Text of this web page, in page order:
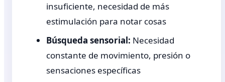
insuficiente, necesidad de más
estimulación para notar cosas
Búsqueda sensorial: Necesidad
constante de movimiento, presión o
sensaciones específicas